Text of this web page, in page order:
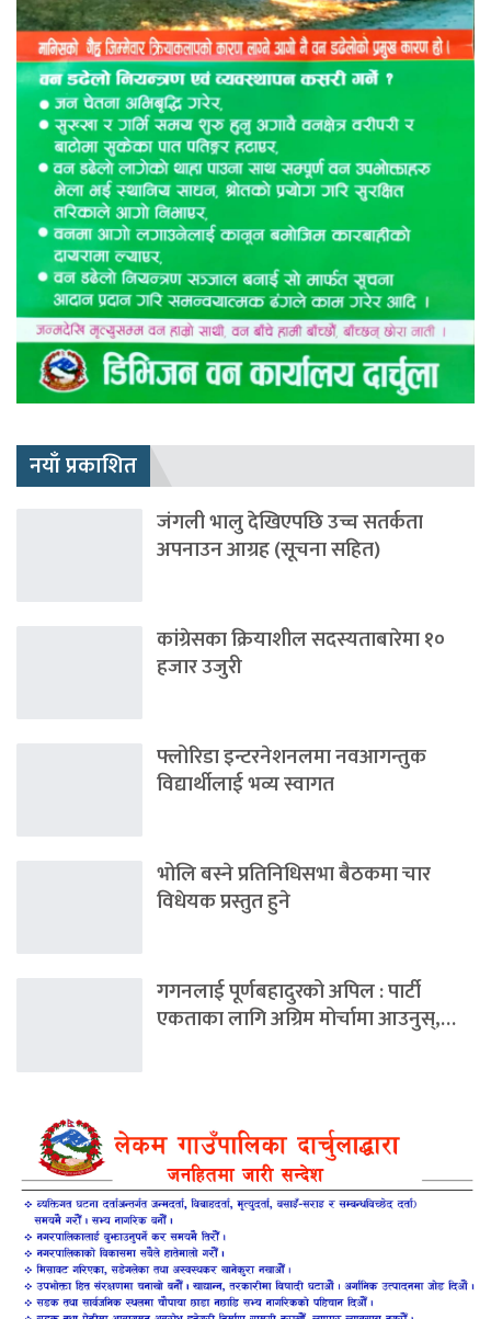
नयाँ प्रकाशित
जंगली भालु देखिएपछि उच्च सतर्कता
अपनाउन आग्रह (सूचना सहित)
कांग्रेसका क्रियाशील सदस्यताबारेमा १०
हजार उजुरी
फ्लोरिडा इन्टरनेशनलमा नवआगन्तुक
विद्यार्थीलाई भव्य स्वागत
भोलि बस्ने प्रतिनिधिसभा बैठकमा चार
विधेयक प्रस्तुत हुने
गगनलाई पूर्णबहादुरको अपिल : पार्टी
एकताका लागि अग्रिम मोर्चामा आउनुस्,…